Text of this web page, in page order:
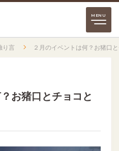
り言 ２月のイベントは何？お猪口
お猪口とチョコと